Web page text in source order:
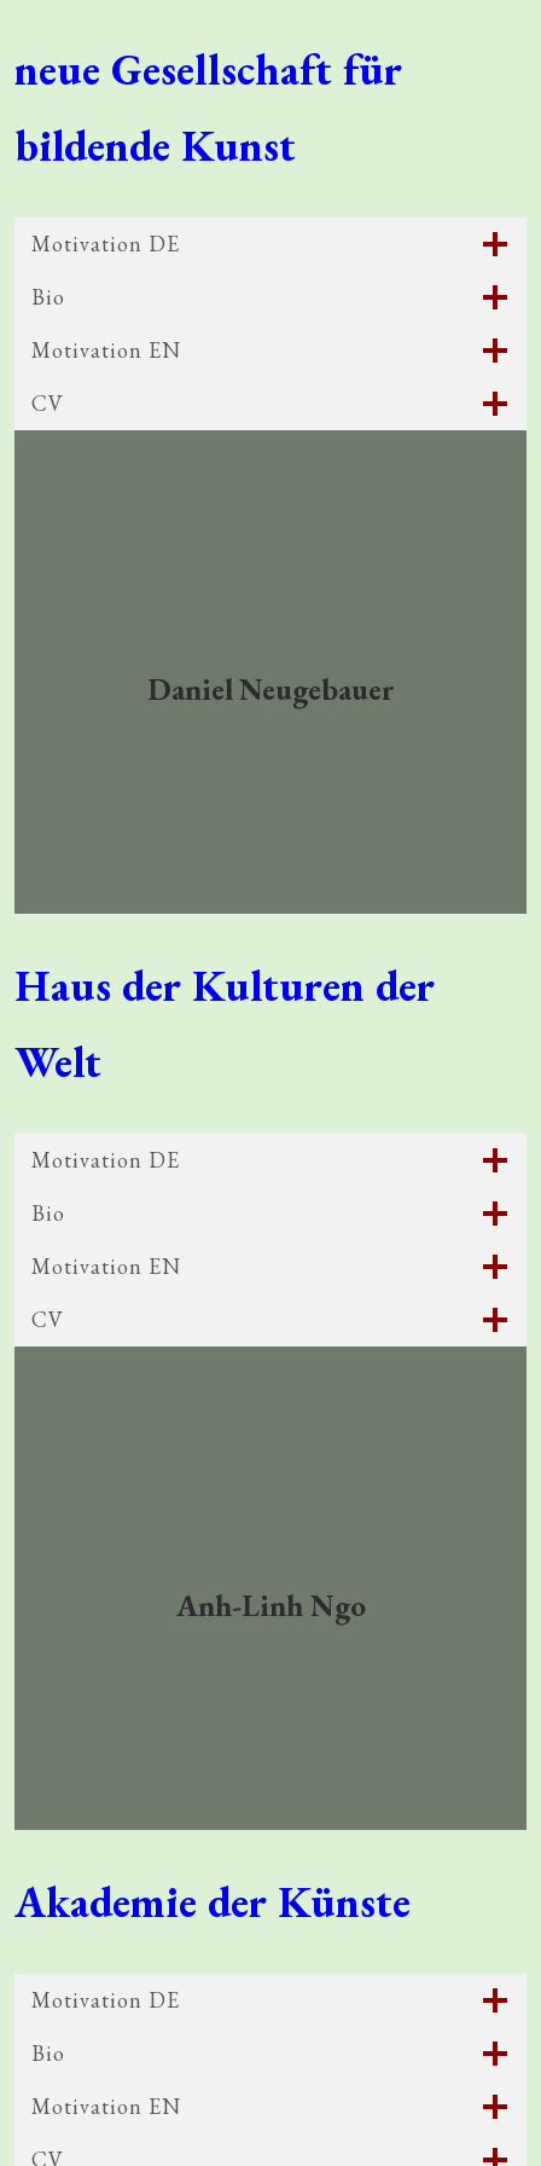
neue Gesellschaft für
bildende Kunst
Motivation DE
Bio
Motivation EN
CV
DanielNeugebauer
Haus der Kulturen der
Welt
Motivation DE
Bio
Motivation EN
CV
Anh-Linh Ngo
Akademie der Künste
Motivation DE
Bio
Motivation EN
CV